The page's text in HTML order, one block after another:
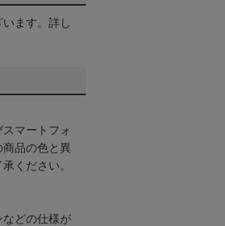
ます。詳し
マートフォ
商品の色と異
ください。
どの仕様が